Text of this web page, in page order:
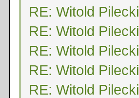
RE: Witold Pilecki
RE: Witold Pilecki
RE: Witold Pilecki
RE: Witold Pilecki
RE: Witold Pilecki